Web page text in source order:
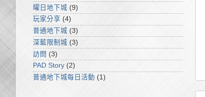
曜日地下城 (9)
玩家分享 (4)
普通地下城 (3)
深藍限制城 (3)
訪問 (3)
PAD Story (2)
普通地下城每日活動 (1)